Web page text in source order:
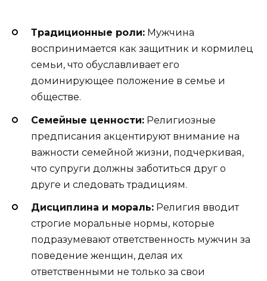
Традиционные роли: Мужчина
воспринимается как защитник и кормилец
семьи, что обуславливает его
доминирующее положение в семье и
обществе.
Семейные ценности: Религиозные
предписания акцентируют внимание на
важности семейной жизни, подчеркивая,
что супруги должны заботиться друг о
друге и следовать традициям.
Дисциплина и мораль: Религия вводит
строгие моральные нормы, которые
подразумевают ответственность мужчин за
поведение женщин, делая их
ответственными не только за свои